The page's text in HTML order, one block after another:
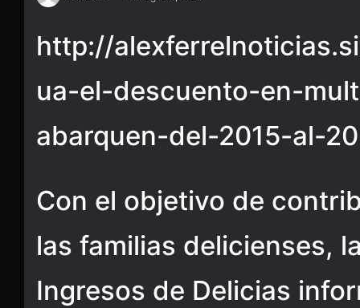
http://
ua-el-descuento-en-
abarquen-del-2015-al-
Con el objetivo de
las familias delicienses,
Ingresos de Delicias